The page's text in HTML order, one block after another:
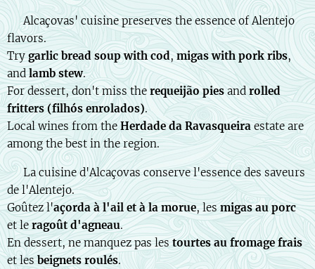
🇬🇧 Alcaçovas' cuisine preserves the essence of Alentejo
flavors.
Trygarlic bread soup with cod,migas with pork ribs,
andlamb stew.
For dessert, don't miss therequeijão piesandrolled
fritters (filhós enrolados).
Local wines from the Herdade da Ravasqueira estate are
among the best in the region.
🇫🇷 La cuisine d'Alcaçovas conserve l'essence des saveurs
de l'Alentejo.
Goûtez l'açorda à l'ail et à la morue, lesmigas au porc
et le ragoût d'agneau.
En dessert, ne manquez pas lestourtes au fromage frais
et lesbeignets roulés.